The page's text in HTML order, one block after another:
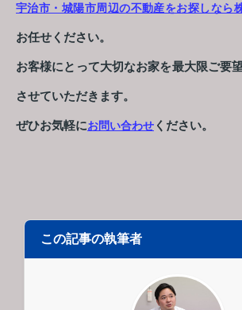
宇治市・城陽市周辺の不動産をお探しなら
お任せください。
お客様にとって大切なお家を最大限ご要
させていただきます。
ぜひお気軽にお問い合わせ ください。
この記事の執筆者